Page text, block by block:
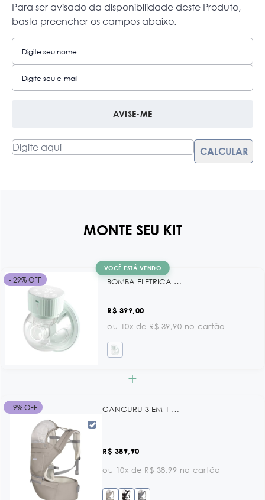
Para ser avisado da disponibilidade deste Produto,
basta preencher os campos abaixo.
AVISE-ME
MONTE SEU KIT
VOCÊ ESTÁ VENDO
BOMBA ELETRICA DE VESTIR NOA MINT KB
R$ 399,00
ou 10x de R$ 39,90 no cartão
- 29% OFF
+
CANGURU 3 EM 1 CHLOE BLACK KB
R$ 389,90
ou 10x de R$ 38,99 no cartão
- 9% OFF